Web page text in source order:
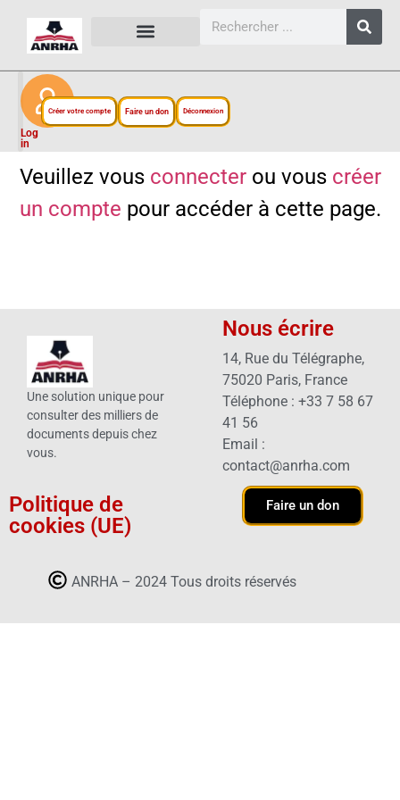
Log
in
Créer votre compte Faire un don Déconnexion
Veuillez vous connecterou vous créer
un compte pour accéder à cette page.
Une solution unique pour
consulter des milliers de
documents depuis chez
vous.
Politique de
cookies (UE)
Nous écrire
14, Rue du Télégraphe,
75020 Paris, France
Téléphone : +33 7 58 67
41 56
Email :
contact@anrha.com
Faire un don
ANRHA – 2024 Tous droits réservés